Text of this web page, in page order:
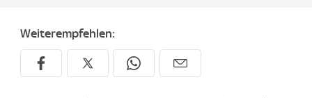
Weiterempfehlen: